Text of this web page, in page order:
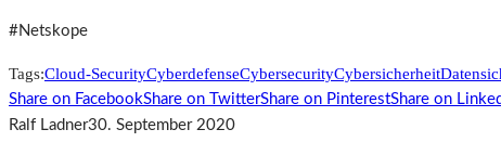
#Netskope
Tags:Cloud-SecurityCyberdefenseCybersecurityCybersicherheit
Share on FacebookShare on TwitterShare on PinterestShare on
Ralf Ladner30. September 2020